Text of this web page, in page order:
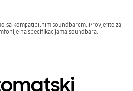
sa kompatibilnim soundbarom. Provjerite za
na specifikacijama soundbara.